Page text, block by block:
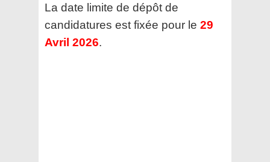
La date limite de dépôt de
candidatures est fixée pour le 29
Avril 2026.